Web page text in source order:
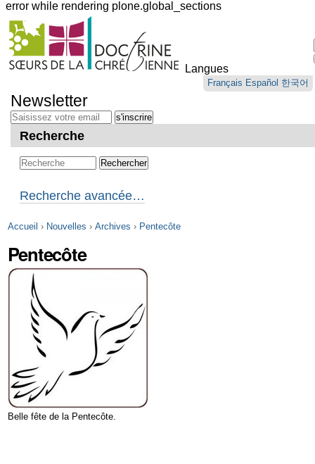
error while rendering plone.global_sections
Outils
personnels
Langues
Français Español 한국어
au
contenu.
Aller
navigation
Newsletter
Recherche
Recherche avancée…
Accueil › Nouvelles › Archives › Pentecôte
Pentecôte
Belle fête de la Pentecôte.